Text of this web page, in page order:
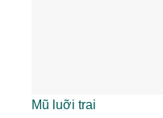
Mũ luỡi trai